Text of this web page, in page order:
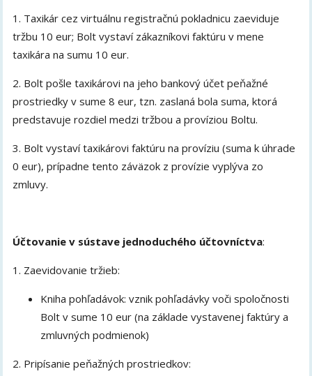
1. Taxikár cez virtuálnu registračnú pokladnicu zaeviduje
tržbu 10 eur; Bolt vystaví zákazníkovi faktúru v mene
taxikára na sumu 10 eur.
2. Bolt pošle taxikárovi na jeho bankový účet peňažné
prostriedky v sume 8 eur, tzn. zaslaná bola suma, ktorá
predstavuje rozdiel medzi tržbou a províziou Boltu.
3. Bolt vystaví taxikárovi faktúru na províziu (suma k úhrade
0 eur), prípadne tento záväzok z provízie vyplýva zo
zmluvy.
Účtovanie v sústave jednoduchého účtovníctva:
1. Zaevidovanie tržieb:
Kniha pohľadávok: vznik pohľadávky voči spoločnosti
Bolt v sume 10 eur (na základe vystavenej faktúry a
zmluvných podmienok)
2. Pripísanie peňažných prostriedkov: